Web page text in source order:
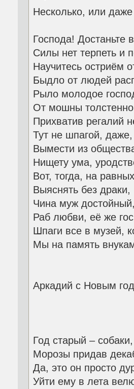
Несколько, или
Господа! Достаньте
Силы нет терпеть и
Научитесь остриём
Быдло от людей
Рыло молодое
От мошны
Прихватив регалий
Тут не шпагой,
Вымести из
Нищету ума,
Вот, тогда, на
Выяснять без
Чина муж
Раб любви, её же
Шпаги все в музей,
Мы на память
Аркадий с Новым
Год старый –
Морозы придав
Да, это он просто
Уйти ему в лета